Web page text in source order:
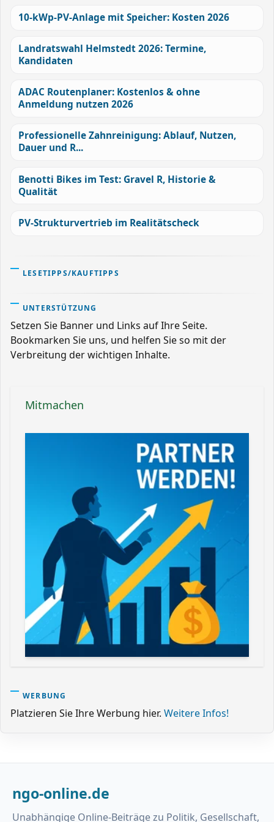
10-kWp-PV-Anlage mit Speicher: Kosten 2026
Landratswahl Helmstedt 2026: Termine,
Kandidaten
ADAC Routenplaner: Kostenlos & ohne
Anmeldung nutzen 2026
Professionelle Zahnreinigung: Ablauf, Nutzen,
Dauer und R...
Benotti Bikes im Test: Gravel R, Historie &
Qualität
PV-Strukturvertrieb im Realitätscheck
LESETIPPS/KAUFTIPPS
UNTERSTÜTZUNG
Setzen Sie Banner und Links auf Ihre Seite.
Bookmarken Sie uns, und helfen Sie so mit der
Verbreitung der wichtigen Inhalte.
Mitmachen
WERBUNG
Platzieren Sie Ihre Werbung hier. Weitere Infos!
ngo-online.de
Unabhängige Online-Beiträge zu Politik, Gesellschaft,